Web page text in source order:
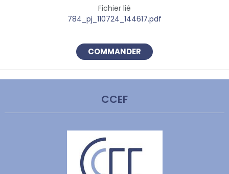
Fichier lié
784_pj_110724_144617.pdf
COMMANDER
CCEF